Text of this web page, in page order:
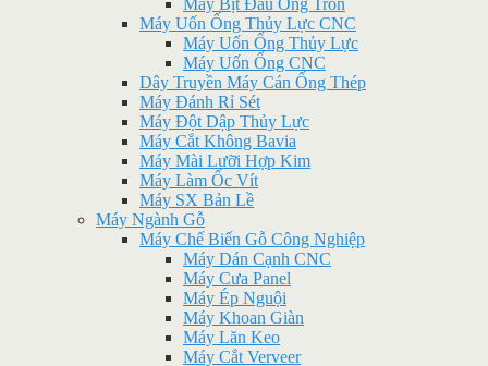
Máy Bịt Đầu Ống Tròn
Máy Uốn Ống Thủy Lực CNC
Máy Uốn Ống Thủy Lực
Máy Uốn Ống CNC
Dây Truyền Máy Cán Ống Thép
Máy Đánh Rỉ Sét
Máy Đột Dập Thủy Lực
Máy Cắt Không Bavia
Máy Mài Lưỡi Hợp Kim
Máy Làm Ốc Vít
Máy SX Bản Lề
Máy Ngành Gỗ
Máy Chế Biến Gỗ Công Nghiệp
Máy Dán Cạnh CNC
Máy Cưa Panel
Máy Ép Nguội
Máy Khoan Giàn
Máy Lăn Keo
Máy Cắt Verveer